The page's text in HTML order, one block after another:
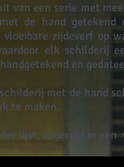
van een serie met
de hand
zijdeverf op
elk schilderij
en
met de hand
te maken.
lijst, opgerold in een